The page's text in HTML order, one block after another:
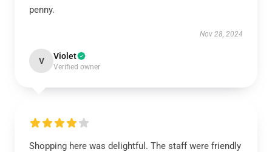
penny.
Nov 28, 2024
V Violet
Verified owner
Shopping here was delightful. The staff were friendly